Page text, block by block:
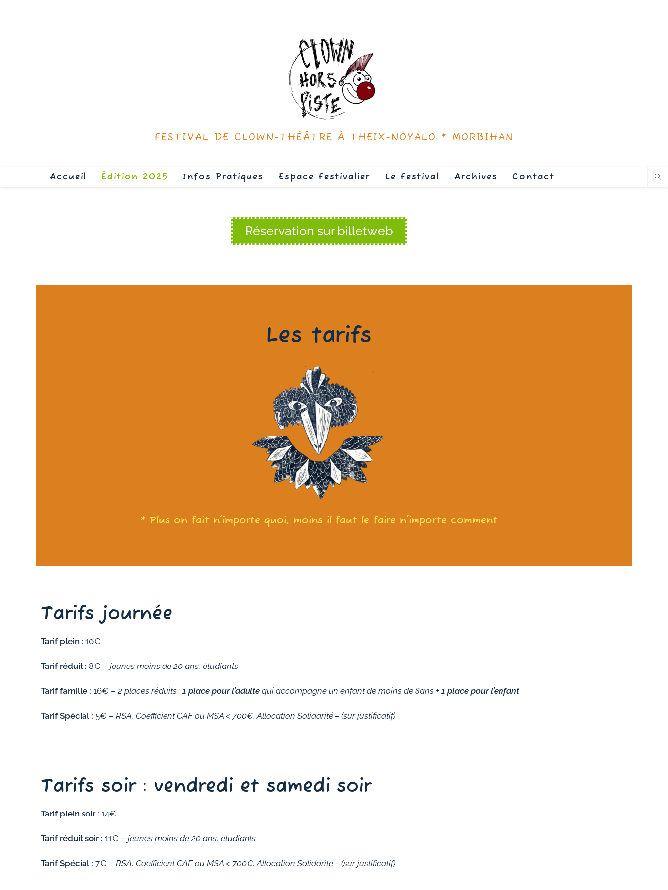
FESTIVAL DE CLOWN-THÉÂTRE À THEIX-NOYALO * MORBIHAN
Accueil Édition 2025 Infos Pratiques Espace Festivalier Le Festival Archives Contact
Réservation sur billetweb
Les tarifs
* Plus on fait n'importe quoi, moins il faut le faire n'importe comment
Tarifs journée
Tarif plein : 10€
Tarif réduit : 8€ – jeunes moins de 20 ans, étudiants
Tarif famille : 16€ – 2 places réduits : 1 place pour l’adulte qui accompagne un enfant de moins de 8ans + 1 place pour l’enfant
Tarif Spécial : 5€ – RSA, Coefficient CAF ou MSA < 700€, Allocation Solidarité – (sur justificatif)
Tarifs soir : vendredi et samedi soir
Tarif plein soir : 14€
Tarif réduit soir : 11€ – jeunes moins de 20 ans, étudiants
Tarif Spécial : 7€ – RSA, Coefficient CAF ou MSA < 700€, Allocation Solidarité – (sur justificatif)